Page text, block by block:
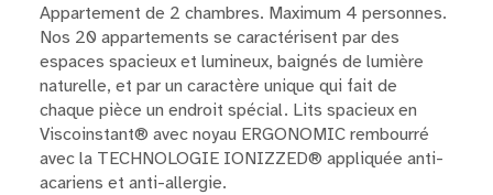
Appartement de 2 chambres. Maximum 4 personnes.
Nos 20 appartements se caractérisent par des
espaces spacieux et lumineux, baignés de lumière
naturelle, et par un caractère unique qui fait de
chaque pièce un endroit spécial. Lits spacieux en
Viscoinstant® avec noyau ERGONOMIC rembourré
avec la TECHNOLOGIE IONIZZED® appliquée anti-
acariens et anti-allergie.